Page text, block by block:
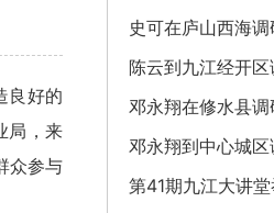
良好的
局，来
众参与
教育专题党课
史可在庐山西海调
陈云到九江经开区
邓永翔在修水县调
邓永翔到中心城
作
第41期九江大讲